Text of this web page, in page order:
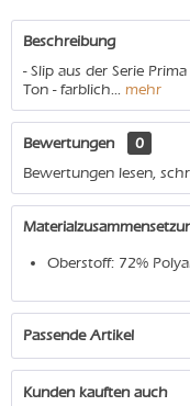
Beschreibung
- Slip aus der Serie
Ton - farblich... mehr
Bewertungen
0
Bewertungen lesen,
Oberstoff: 72%
Passende Artikel
Kunden kauften auch